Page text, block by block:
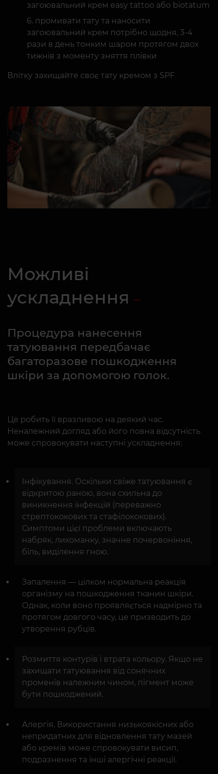
загоювальний крем easy tattoo або biotatum
промивати тату та наносити
загоювальний крем потрібно щодня, 3-4
рази в день тонким шаром протягом двох
тижнів з моменту зняття плівки
Влітку захищайте своє тату кремом з SPF
Можливі
ускладнення
Процедура нанесення
татуювання передбачає
багаторазове пошкодження
шкіри за допомогою голок.
Це робить її вразливою на деякий час.
Неналежний догляд або його повна відсутність
може спровокувати наступні ускладнення:
Інфікування. Оскільки свіже татуювання є
відкритою раною, вона схильна до
виникнення інфекцій (переважно
стрептококових та стафілококових).
Симптоми цієї проблеми включають
набряк, лихоманку, значне почервоніння,
біль, виділення гною.
Запалення — цілком нормальна реакція
організму на пошкодження тканин шкіри.
Однак, коли воно проявляється надмірно та
протягом довгого часу, це призводить до
утворення рубців.
Розмиття контурів і втрата кольору. Якщо не
захищати татуювання від сонячних
променів належним чином, пігмент може
бути пошкоджений.
Алергія. Використання низькоякісних або
непридатних для відновлення тату мазей
або кремів може спровокувати висип,
подразнення та інші алергічні реакції.